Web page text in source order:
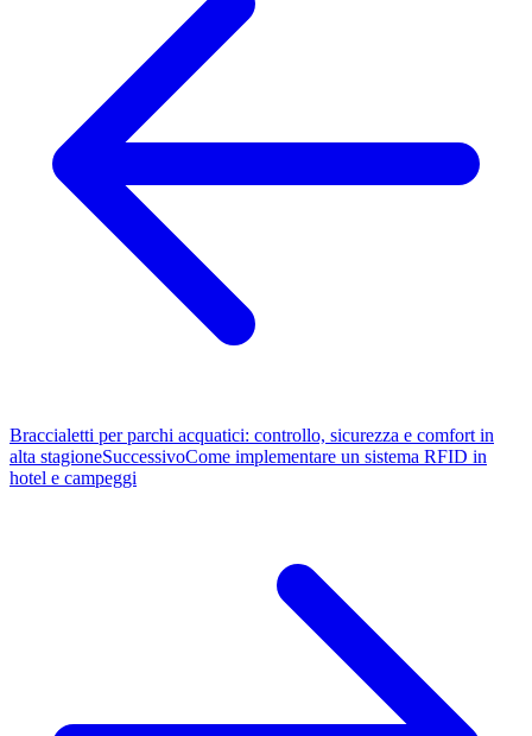
Braccialetti per parchi acquatici: controllo, sicurezza e comfort in
alta stagioneSuccessivoCome implementare un sistema RFID in
hotel e campeggi